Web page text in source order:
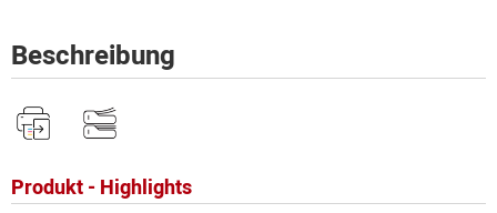
Beschreibung
Produkt - Highlights